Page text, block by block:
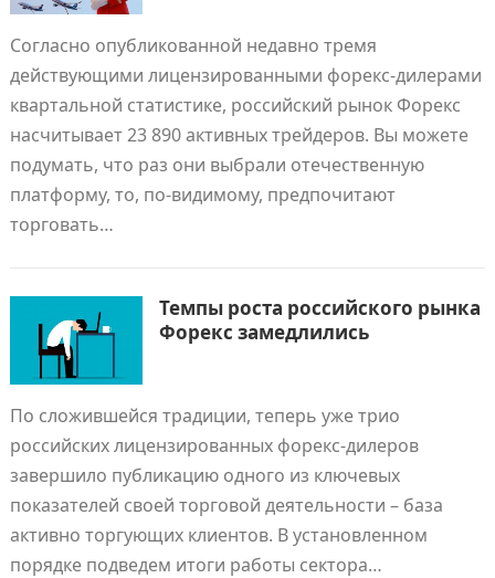
Согласно опубликованной недавно тремя
действующими лицензированными форекс-дилерами
квартальной статистике, российский рынок Форекс
насчитывает 23 890 активных трейдеров. Вы можете
подумать, что раз они выбрали отечественную
платформу, то, по-видимому, предпочитают
торговать…
Темпы роста российского рынка
Форекс замедлились
По сложившейся традиции, теперь уже трио
российских лицензированных форекс-дилеров
завершило публикацию одного из ключевых
показателей своей торговой деятельности – база
активно торгующих клиентов. В установленном
порядке подведем итоги работы сектора…